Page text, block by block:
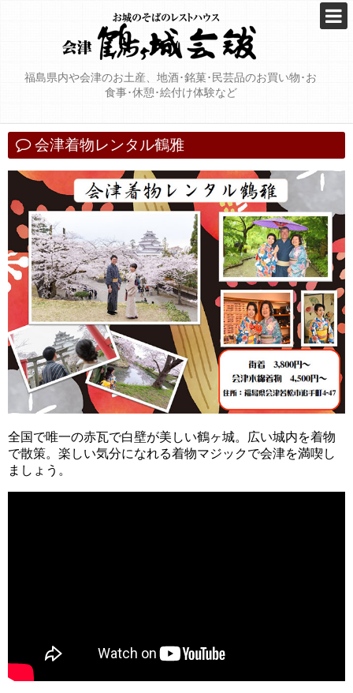
福島県内や会津のお土産、地酒･銘菓･民芸品のお買い物･お
食事･休憩･絵付け体験など
会津着物レンタル鶴雅
全国で唯一の赤瓦で白壁が美しい鶴ヶ城。広い城内を着物
で散策。楽しい気分になれる着物マジックで会津を満喫し
ましょう。